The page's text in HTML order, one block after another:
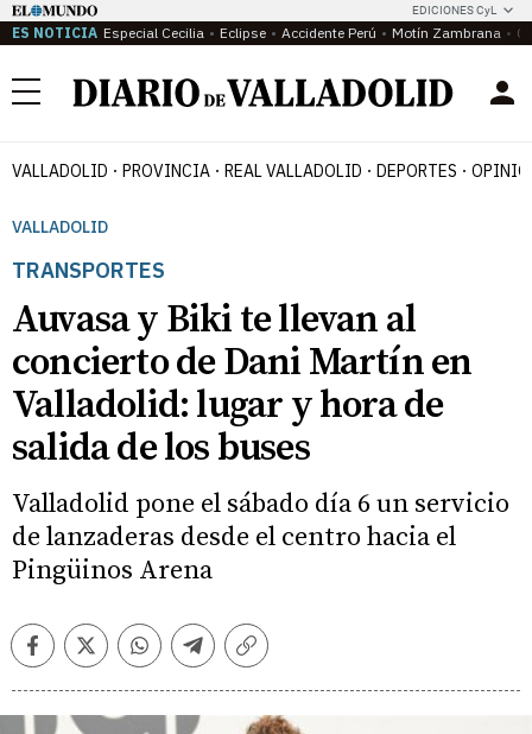
EDICIONES CyL
ES NOTICIA Especial Cecilia Eclipse Accidente Perú Motín Zambrana
Menú
VALLADOLID PROVINCIA REAL VALLADOLID DEPORTES
VALLADOLID
TRANSPORTES
Auvasa y Biki te llevan al
concierto de Dani Martín en
Valladolid: lugar y hora de
salida de los buses
Valladolid pone el sábado día 6 un servicio
de lanzaderas desde el centro hacia el
Pingüinos Arena
FacebookTwitterWhatsappTelegramCopiar